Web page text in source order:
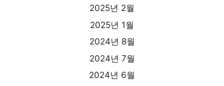
2025년 2월
2025년 1월
2024년 8월
2024년 7월
2024년 6월